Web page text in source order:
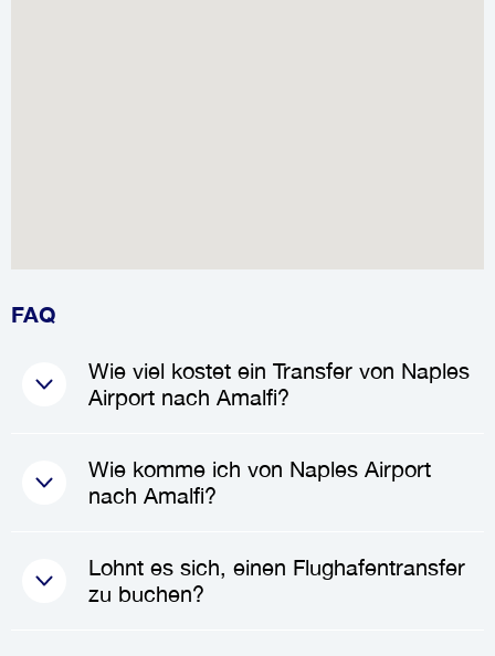
FAQ
Wie viel kostet ein Transfer von Naples
Airport nach Amalfi?
Die Kosten für einenTransfer
von Naples Airport nach Amalfi
von der Fahrzeugart und der
Anzahl der Passagiere. Die
Wie komme ich von Naples Airport
nach Amalfi?
Um von Naples Airport nach
Amalfizu gelangen, können Sie
Lohnt es sich, einen Flughafentransfer
zu buchen?